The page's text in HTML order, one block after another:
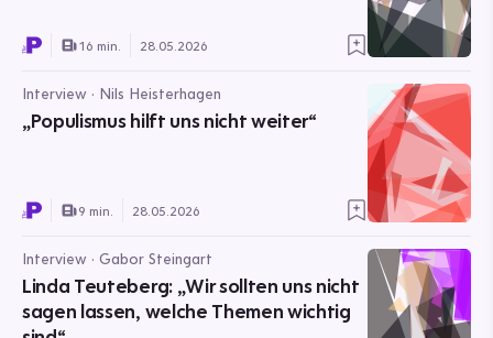
16 min. 28.05.2026
Interview · Nils Heisterhagen
„Populismus hilft uns nicht weiter“
9 min. 28.05.2026
Interview · Gabor Steingart
Linda Teuteberg: „Wir sollten uns nicht
sagen lassen, welche Themen wichtig